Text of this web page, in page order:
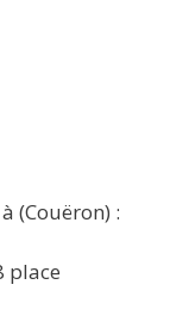
(Couëron) :
place